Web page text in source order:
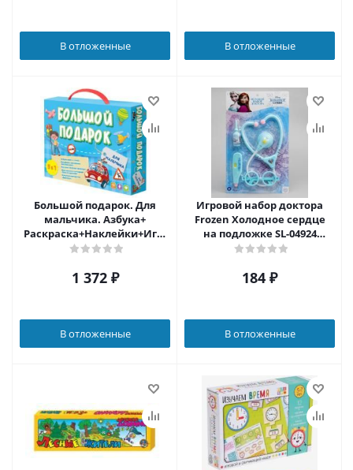
В отложенные В отложенные
Большой подарок. Для
мальчика. Азбука+
Раскраска+Наклейки+Игра-
ходилка+Конструктор
1 372₽
В отложенные
Игровой набор доктора
Frozen Холодное сердце
на подложке SL-04924
(Буква-Ленд)
184 ₽
В отложенные